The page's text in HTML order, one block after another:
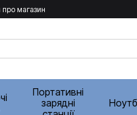
про магазин
Портативні
зарядні